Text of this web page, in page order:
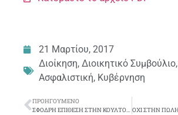
21 Μαρτίου, 2017
Διοίκηση, Διοικητικό Συμβούλιο,
Ασφαλιστική, Κυβέρνηση
ΠΡΟΗΓΟΎΜΕΝΟ
ΣΦΟΔΡΗ ΕΠΙΘΕΣΗ ΣΤΗΝ ΚΟΥΛΤΟΥΡΑ ΤΗΣ ΕΘΝΙΚΗΣ